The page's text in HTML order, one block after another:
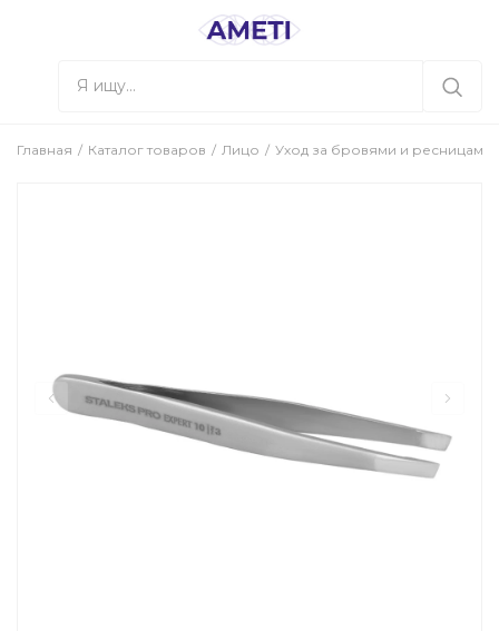
Главная Каталог товаров Лицо Уход за бровями и ресницами